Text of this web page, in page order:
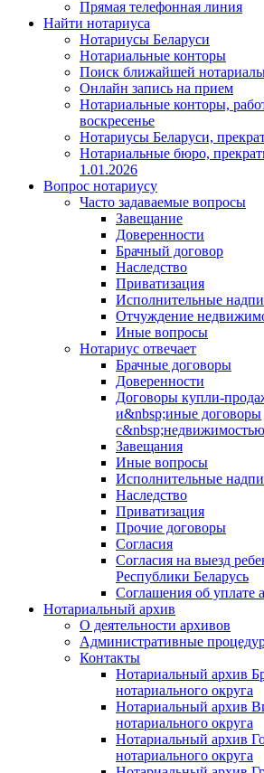
Прямая телефонная линия
Найти нотариуса
Нотариусы Беларуси
Нотариальные конторы
Поиск ближайшей
Онлайн запись на прием
Нотариальные конторы,
воскресенье
Нотариусы Беларуси,
Нотариальные бюро,
1.01.2026
Вопрос нотариусу
Часто задаваемые вопросы
Завещание
Доверенности
Брачный договор
Наследство
Приватизация
Исполнительные
Отчуждение
Иные вопросы
Нотариус отвечает
Брачные договоры
Доверенности
Договоры купли-
и&nbsp;иные договоры
с&nbsp;недвижимостью
Завещания
Иные вопросы
Исполнительные
Наследство
Приватизация
Прочие договоры
Согласия
Согласия на выезд
Республики Беларусь
Соглашения об уплате
Нотариальный архив
О деятельности архивов
Административные
Контакты
Нотариальный архив
нотариального округа
Нотариальный архив
нотариального округа
Нотариальный архив
нотариального округа